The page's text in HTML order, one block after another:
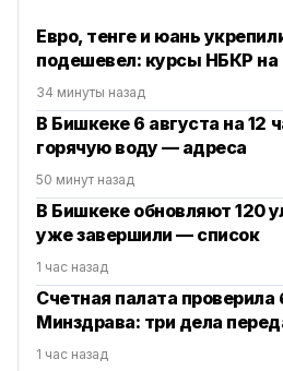
Евро, тенге и юань
подешевел: курсы НБКР на
34 минуты назад
В Бишкеке 6 августа на 12
горячую воду — адреса
50 минут назад
В Бишкеке обновляют 120
уже завершили — список
1 час назад
Счетная палата
Минздрава: три дела
1 час назад